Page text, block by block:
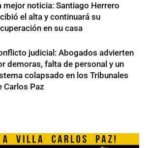
mejor noticia: Santiago Herrero
el alta y continuará su
en su casa
judicial: Abogados advierten
demoras, falta de personal y un
colapsado en los Tribunales
Carlos Paz